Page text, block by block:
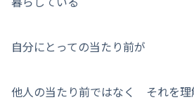
自分にとっての当たり前が
他人の当たり前ではなく それを理